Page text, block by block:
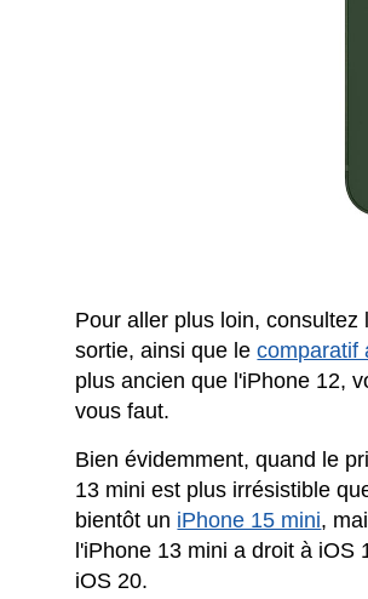
Pour aller plus loin, consultez
sortie, ainsi que lecomparatif
plus ancien que l'iPhone 12,
vous faut.
Bien évidemment, quand le
13 mini est plus irrésistible
bientôt un iPhone 15 mini,
l'iPhone 13 mini a droit à iOS
iOS 20.